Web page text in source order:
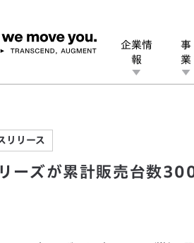
企業情
報
概要 ヒストリー
事
業
マリン
オープンイノベーション
環境 社会
情報 株式・債券情報
「N-BOX」シリーズが累計販売台数
リリース
ーズが累計販売台数